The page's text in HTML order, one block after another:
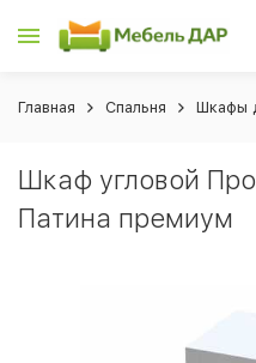
Главная Спальня Шкафы
Шкаф угловой
Патина премиум